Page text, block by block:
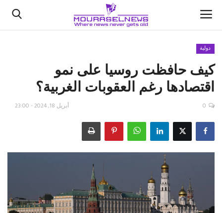
الأخبار
كتّابنا
اقتصاد
علوم وتكنولوجيا
دولية
كيف حافظت روسيا على نمو
اقتصادها رغم العقوبات الغربية؟
أبريل 18, 2024 - 23:00 0